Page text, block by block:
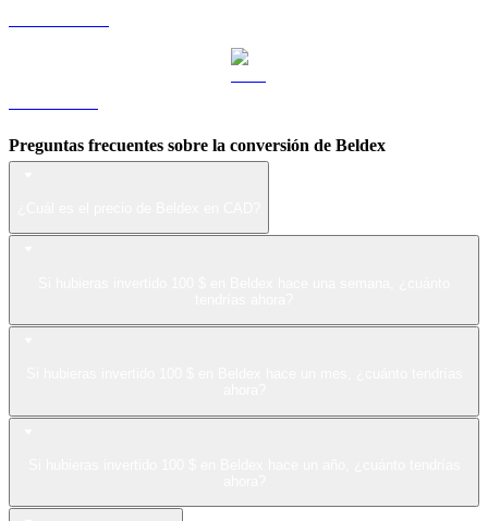
Preguntas frecuentes sobre la conversión de Beldex